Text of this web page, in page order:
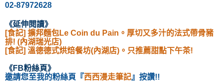
02-87972628
《延伸閱讀》
[食記] 擴邦麵包Le Coin du Pain。厚切又多汁的法式帶骨豬
排! (內湖瑞光店)
[食記] 溫德德式烘焙餐坊(內湖店)。只推薦甜點下午茶!
《FB粉絲頁》
邀請您至我的粉絲頁
『西西漫走筆記』按讚!!